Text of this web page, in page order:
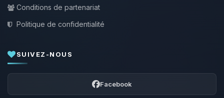
Conditions de partenariat
Politique de confidentialité
SUIVEZ-NOUS
Facebook